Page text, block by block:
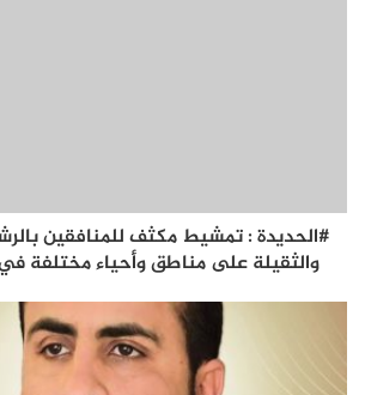
#الحديدة : تمشيط مكثف للمنافقين
والثقيلة على مناطق وأحياء مختلفة